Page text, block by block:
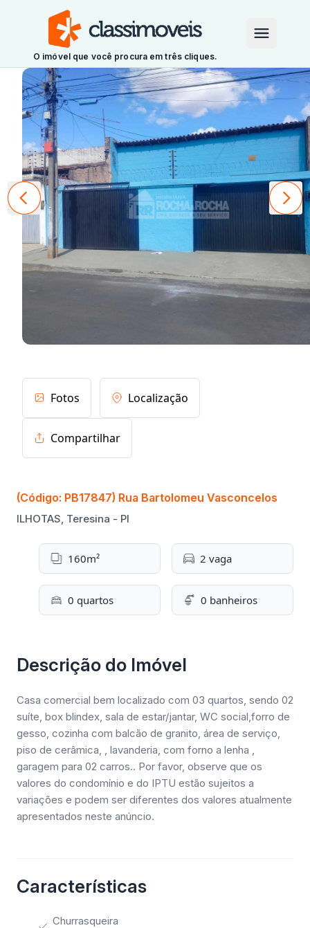
O imóvel que você procura em três cliques.
Fotos Localização
Compartilhar
(Código: PB17847) Rua Bartolomeu Vasconcelos
ILHOTAS, Teresina - PI
160m² 2 vaga
0 quartos 0 banheiros
Descrição do Imóvel
Casa comercial bem localizado com 03 quartos, sendo 02
suíte, box blindex, sala de estar/jantar, WC social,forro de
gesso, cozinha com balcão de granito, área de serviço,
piso de cerâmica, , lavanderia, com forno a lenha ,
garagem para 02 carros.. Por favor, observe que os
valores do condomínio e do IPTU estão sujeitos a
variações e podem ser diferentes dos valores atualmente
apresentados neste anúncio.
Características
Churrasqueira